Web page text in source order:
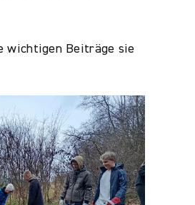
wichtigen Beiträge sie